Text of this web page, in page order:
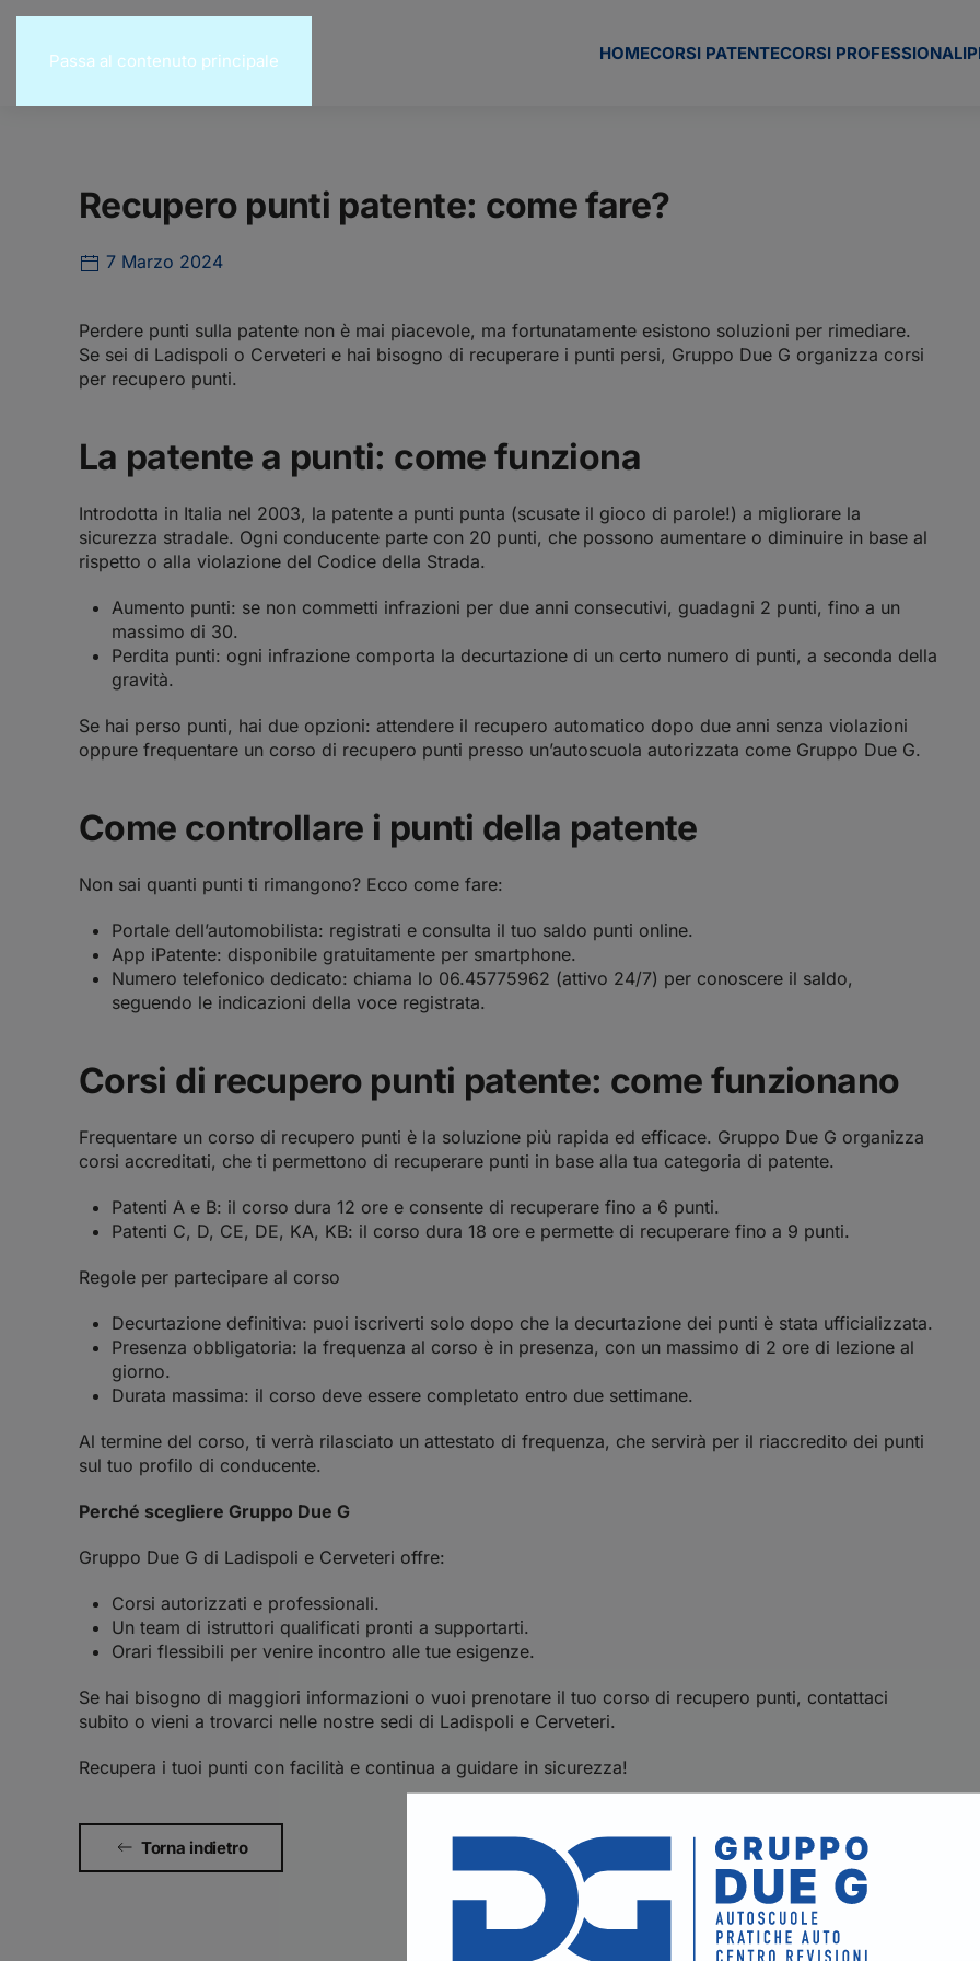
Passa al contenuto principale HOMECORSI PATENTECORSI PROFESSIONALI
Recupero punti patente: come fare?
7 Marzo 2024
Perdere punti sulla patente non è mai piacevole, ma fortunatamente esistono soluzioni per rimediare.
Se sei di Ladispoli o Cerveteri e hai bisogno di recuperare i punti persi, Gruppo Due G organizza corsi
per recupero punti.
La patente a punti: come funziona
Introdotta in Italia nel 2003, la patente a punti punta (scusate il gioco di parole!) a migliorare la
sicurezza stradale. Ogni conducente parte con 20 punti, che possono aumentare o diminuire in base al
rispetto o alla violazione del Codice della Strada.
Aumento punti: se non commetti infrazioni per due anni consecutivi, guadagni 2 punti, fino a un
massimo di 30.
Perdita punti: ogni infrazione comporta la decurtazione di un certo numero di punti, a seconda della
gravità.
Se hai perso punti, hai due opzioni: attendere il recupero automatico dopo due anni senza violazioni
oppure frequentare un corso di recupero punti presso un’autoscuola autorizzata come Gruppo Due G.
Come controllare i punti della patente
Non sai quanti punti ti rimangono? Ecco come fare:
Portale dell’automobilista: registrati e consulta il tuo saldo punti online.
App iPatente: disponibile gratuitamente per smartphone.
Numero telefonico dedicato: chiama lo 06.45775962 (attivo 24/7) per conoscere il saldo,
seguendo le indicazioni della voce registrata.
Corsi di recupero punti patente: come funzionano
Frequentare un corso di recupero punti è la soluzione più rapida ed efficace. Gruppo Due G organizza
corsi accreditati, che ti permettono di recuperare punti in base alla tua categoria di patente.
Patenti A e B: il corso dura 12 ore e consente di recuperare fino a 6 punti.
Patenti C, D, CE, DE, KA, KB: il corso dura 18 ore e permette di recuperare fino a 9 punti.
Regole per partecipare al corso
Decurtazione definitiva: puoi iscriverti solo dopo che la decurtazione dei punti è stata ufficializzata.
Presenza obbligatoria: la frequenza al corso è in presenza, con un massimo di 2 ore di lezione al
giorno.
Durata massima: il corso deve essere completato entro due settimane.
Al termine del corso, ti verrà rilasciato un attestato di frequenza, che servirà per il riaccredito dei punti
sul tuo profilo di conducente.
Perché scegliere Gruppo Due G
Gruppo Due G di Ladispoli e Cerveteri offre:
Corsi autorizzati e professionali.
Un team di istruttori qualificati pronti a supportarti.
Orari flessibili per venire incontro alle tue esigenze.
Se hai bisogno di maggiori informazioni o vuoi prenotare il tuo corso di recupero punti, contattaci
subito o vieni a trovarci nelle nostre sedi di Ladispoli e Cerveteri.
Recupera i tuoi punti con facilità e continua a guidare in sicurezza!
Torna indietro